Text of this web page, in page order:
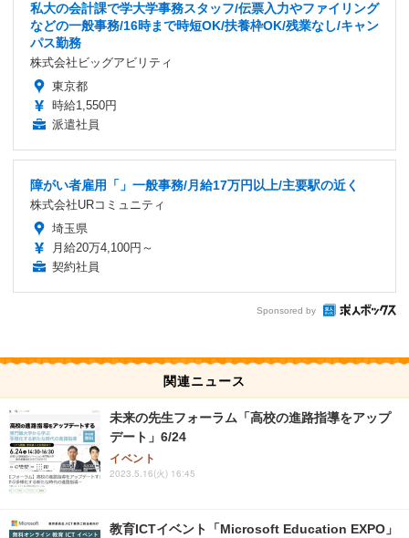
私大の会計課で学大学事務スタッフ/伝票入力やファイリング
などの一般事務/16時まで時短OK/扶養枠OK/残業なし/キャン
パス勤務
株式会社ビッグアビリティ
東京都
時給1,550円
派遣社員
障がい者雇用「」一般事務/月給17万円以上/主要駅の近く
株式会社URコミュニティ
埼玉県
月給20万4,100円～
契約社員
Sponsored by
関連ニュース
未来の先生フォーラム「高校の進路指導をアップ
デート」6/24
イベント
2023.5.16(火) 16:45
教育ICTイベント「Microsoft Education EXPO」